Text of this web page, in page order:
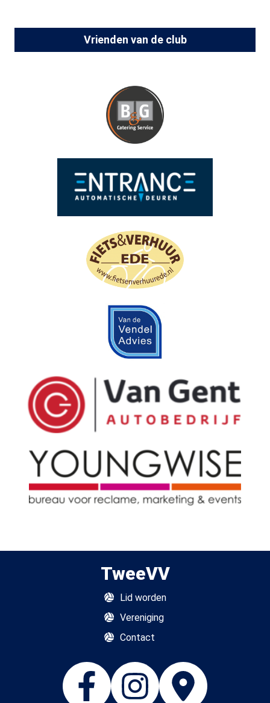
Vrienden van de club
TweeVV
Lid worden
Vereniging
Contact